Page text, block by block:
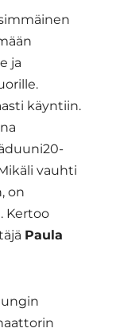
ja
käyntiin.
vauhti
on
Kertoo
Paula